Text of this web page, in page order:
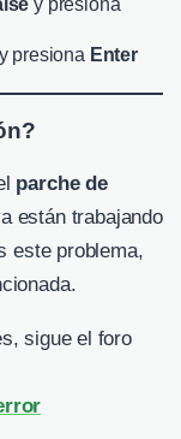
y presiona
presiona Enter
parche de
están trabajando
este problema,
sigue el foro